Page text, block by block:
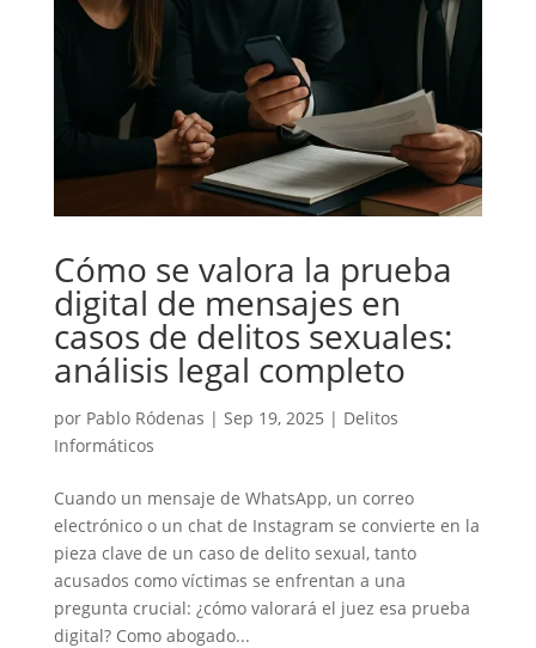
Cómo se valora la prueba
digital de mensajes en
casos de delitos sexuales:
análisis legal completo
por Pablo Ródenas | Sep 19, 2025 | Delitos
Informáticos
Cuando un mensaje de WhatsApp, un correo
electrónico o un chat de Instagram se convierte en la
pieza clave de un caso de delito sexual, tanto
acusados como víctimas se enfrentan a una
pregunta crucial: ¿cómo valorará el juez esa prueba
digital? Como abogado...